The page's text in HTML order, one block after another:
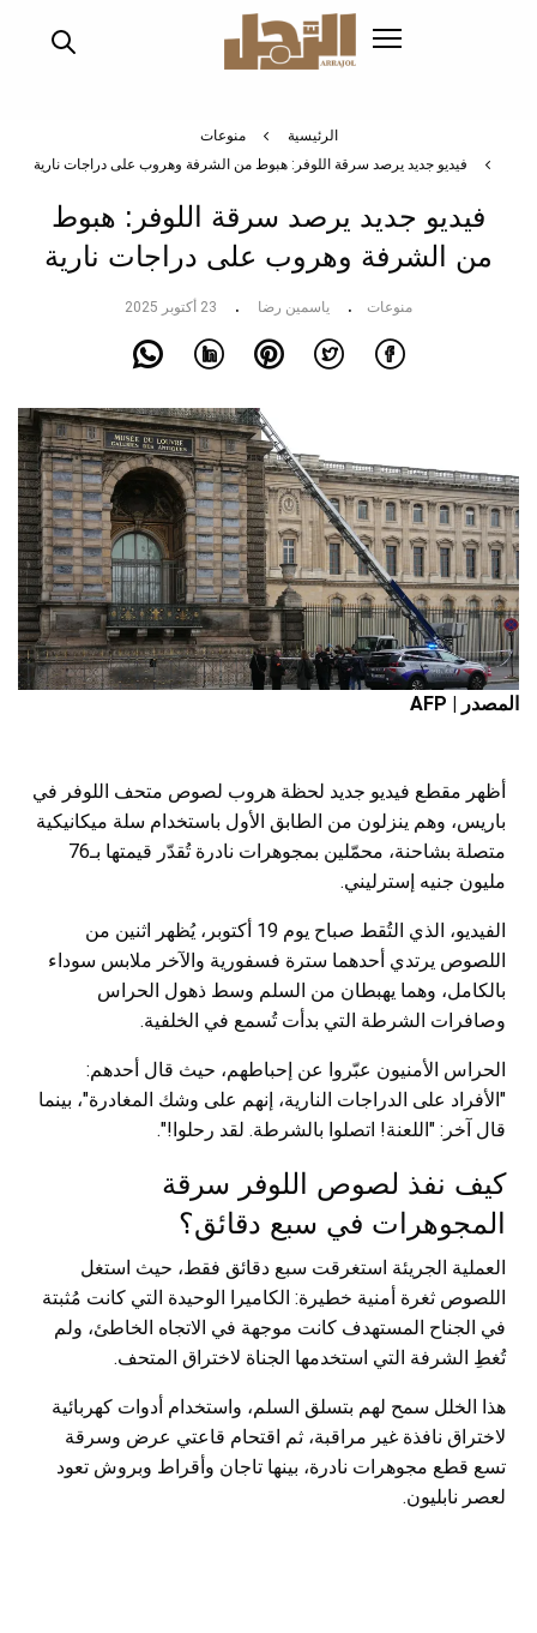
الرئيسية
منوعات
فيديو جديد يرصد سرقة اللوفر: هبوط من الشرفة وهروب على دراجات نارية
فيديو جديد يرصد سرقة اللوفر: هبوط
من الشرفة وهروب على دراجات نارية
منوعات ياسمين رضا 23 أكتوبر 2025
المصدر | AFP
أظهر مقطع فيديو جديد لحظة هروب لصوص متحف اللوفر في
باريس، وهم ينزلون من الطابق الأول باستخدام سلة ميكانيكية
متصلة بشاحنة، محمّلين بمجوهرات نادرة تُقدّر قيمتها بـ76
مليون جنيه إسترليني.
الفيديو، الذي التُقط صباح يوم 19 أكتوبر، يُظهر اثنين من
اللصوص يرتدي أحدهما سترة فسفورية والآخر ملابس سوداء
بالكامل، وهما يهبطان من السلم وسط ذهول الحراس
وصافرات الشرطة التي بدأت تُسمع في الخلفية.
الحراس الأمنيون عبّروا عن إحباطهم، حيث قال أحدهم:
"الأفراد على الدراجات النارية، إنهم على وشك المغادرة"، بينما
قال آخر: "اللعنة! اتصلوا بالشرطة. لقد رحلوا!".
كيف نفذ لصوص اللوفر سرقة
المجوهرات في سبع دقائق؟
العملية الجريئة استغرقت سبع دقائق فقط، حيث استغل
اللصوص ثغرة أمنية خطيرة: الكاميرا الوحيدة التي كانت مُثبتة
في الجناح المستهدف كانت موجهة في الاتجاه الخاطئ، ولم
تُغطِ الشرفة التي استخدمها الجناة لاختراق المتحف.
هذا الخلل سمح لهم بتسلق السلم، واستخدام أدوات كهربائية
لاختراق نافذة غير مراقبة، ثم اقتحام قاعتي عرض وسرقة
تسع قطع مجوهرات نادرة، بينها تاجان وأقراط وبروش تعود
لعصر نابليون.